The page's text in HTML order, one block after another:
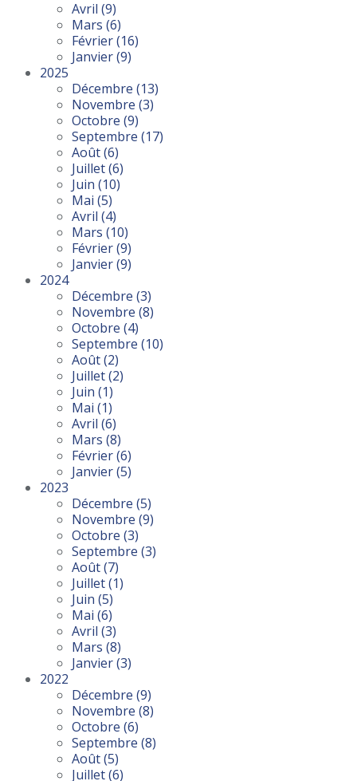
Avril (9)
Mars (6)
Février(16)
Janvier(9)
2025
Décembre (13)
Novembre (3)
Octobre (9)
Septembre (17)
Août(6)
Juillet(6)
Juin (10)
Mai (5)
Avril (4)
Mars (10)
Février(9)
Janvier(9)
2024
Décembre (3)
Novembre (8)
Octobre (4)
Septembre (10)
Août(2)
Juillet(2)
Juin (1)
Mai (1)
Avril (6)
Mars (8)
Février(6)
Janvier(5)
2023
Décembre (5)
Novembre (9)
Octobre (3)
Septembre (3)
Août(7)
Juillet(1)
Juin (5)
Mai (6)
Avril (3)
Mars (8)
Janvier(3)
2022
Décembre (9)
Novembre (8)
Octobre (6)
Septembre (8)
Août(5)
Juillet(6)